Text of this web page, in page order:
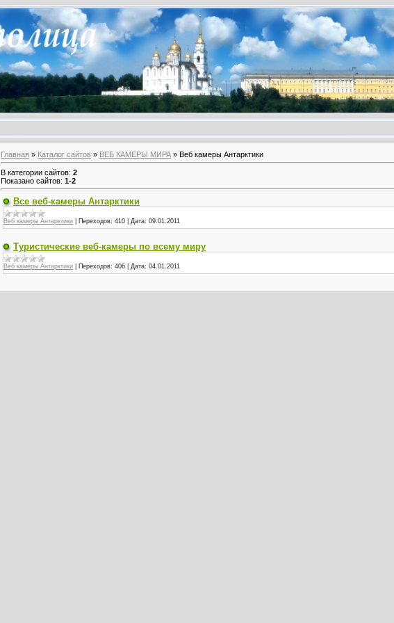
Главная » Каталог сайтов » ВЕБ КАМЕРЫ МИРА » Веб камеры Антарктики
В категории сайтов: 2
Показано сайтов: 1-2
Все веб-камеры Антарктики
Веб камеры Антарктики Переходов: 410 Дата: 09.01.2011
Туристические веб-камеры по всему миру
Веб камеры Антарктики Переходов: 406 Дата: 04.01.2011